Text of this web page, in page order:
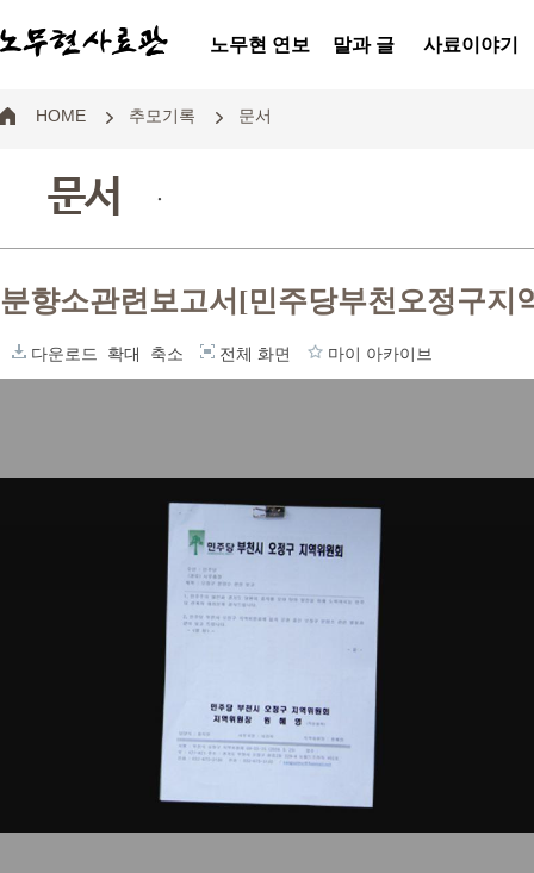
노무현 연보 말과 글 사료이야기
HOME 추모기록 문서
문서 .
분향소관련보고서[민주당부천오정구지
다운로드 확대 축소 전체 화면 마이 아카이브